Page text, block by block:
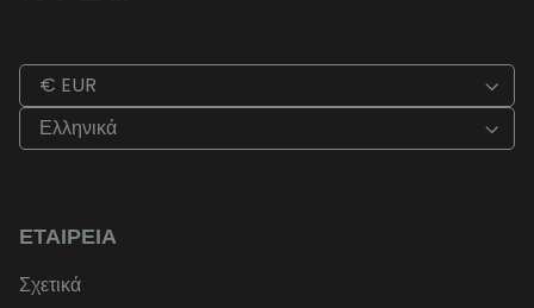
€ EUR
Ελληνικά
ΕΤΑΙΡΕΊΑ
Σχετικά